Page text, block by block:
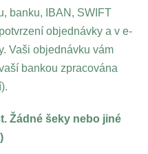
banku, IBAN, SWIFT
objednávky a v e-
Vaši objednávku vám
bankou zpracována
Žádné šeky nebo jiné